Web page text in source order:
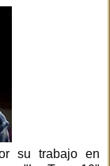
su trabajo en